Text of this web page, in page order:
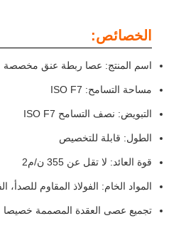
الخصائص:
اسم المنتج: عصا ربطة عنق مخصصة
مساحة التسامح: ISO F7
التبويض: نصف التسامح ISO F7
الطول: قابلة للتخصيص
قوة العائد: لا تقل عن 355 ن/م2
المواد الخام: الفولاذ المقاوم للصدأ،
تجميع عصى العقدة المصممة خصيصا